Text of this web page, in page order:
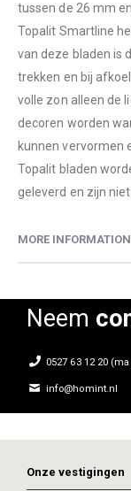
tussen de 26 mm
Topalit Smartline
van deze bladen is
trekken en bij
volle zon alleen de
decoren worden
kunnen vervormen
Topalit bladen
geleverd en zijn
MORE INFORMATION
Neem
0527 63 12 20
info@homint.nl
Onze vestigingen